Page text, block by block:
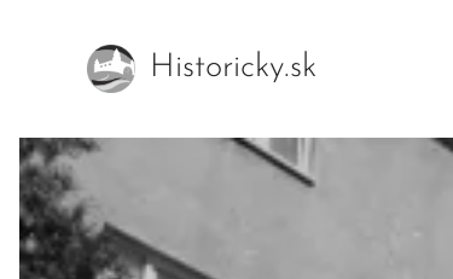
Historicky.sk